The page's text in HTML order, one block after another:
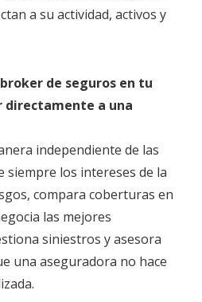
a su actividad, activos y
de seguros en tu
directamente a una
independiente de las
siempre los intereses de la
compara coberturas en
las mejores
siniestros y asesora
una aseguradora no hace